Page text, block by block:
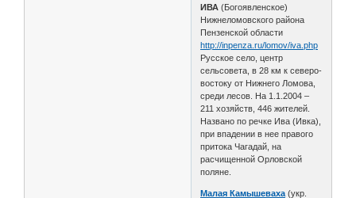
ИВА (Богоявленское)
Нижнеломовского района
Пензенской области
http://inpenza.ru/lomov/iva.php
Русское село, центр
сельсовета, в 28 км к северо-
востоку от Нижнего Ломова,
среди лесов. На 1.1.2004 –
211 хозяйств, 446 жителей.
Названо по речке Ива (Ивка),
при впадении в нее правого
притока Чагадай, на
расчищенной Орловской
поляне.
Малая Камышеваха (укр.